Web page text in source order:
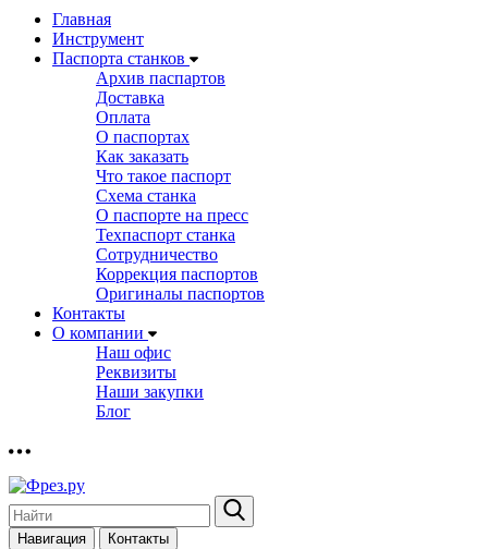
Главная
Инструмент
Паспорта станков
Архив паспартов
Доставка
Оплата
О паспортах
Как заказать
Что такое паспорт
Схема станка
О паспорте на пресс
Техпаспорт станка
Сотрудничество
Коррекция паспортов
Оригиналы паспортов
Контакты
О компании
Наш офис
Реквизиты
Наши закупки
Блог
Навигация Контакты